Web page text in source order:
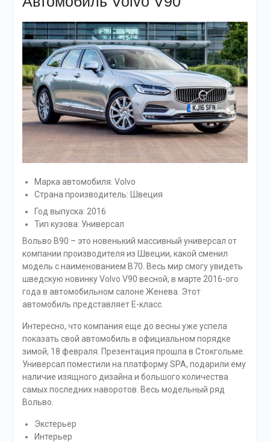
Марка автомобиля: Volvo
Страна производитель: Швеция
Год выпуска: 2016
Тип кузова: Универсал
Вольво В90 – это новенький массивный универсал от
компании производителя из Швеции, какой сменил
модель с наименованием В70. Весь мир смогу увидеть
шведскую новинку Volvo V90 весной, в марте 2016-ого
года в автомобильном салоне Женева. Этот
автомобиль представляет Е-класс.
Интересно, что компания еще до весны уже успела
показать свой автомобиль в официальном порядке
зимой, 18 февраля. Презентация прошла в Стокгольме.
Универсал поместили на платформу SPA, подарили ему
наличие изящного дизайна и большого количества
самых последних наворотов. Весь модельный ряд
Вольво.
Экстерьер
Интерьер